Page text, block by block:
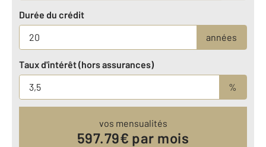
Durée du crédit
années
Taux d'intérêt (hors assurances)
%
vos mensualités
597.79€ par mois